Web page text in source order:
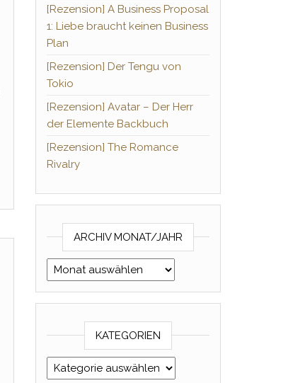
[Rezension] A Business Proposal
1: Liebe braucht keinen Business
Plan
[Rezension] Der Tengu von
Tokio
[Rezension] Avatar – Der Herr
der Elemente Backbuch
[Rezension] The Romance
Rivalry
ARCHIV MONAT/JAHR
Archiv Monat/Jahr
KATEGORIEN
Kategorien